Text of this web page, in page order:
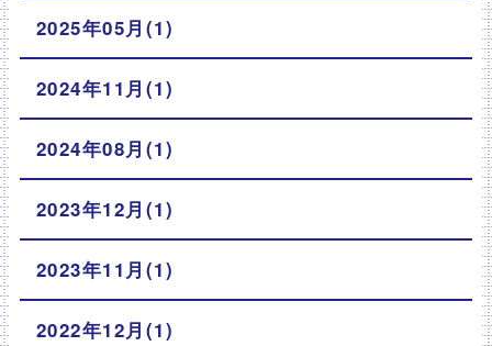
2025年05月(1)
2024年11月(1)
2024年08月(1)
2023年12月(1)
2023年11月(1)
2022年12月(1)